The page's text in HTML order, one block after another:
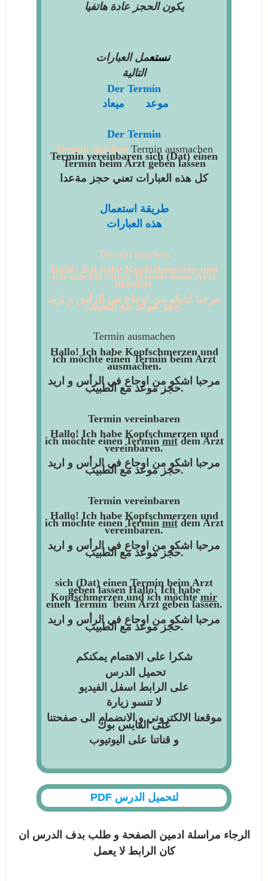
يكون الحجز عادة هاتفيا
نستعمل العبارات
التالية
Der Termin
موعد
ميعاد
Der Termin
Termin machen Termin ausmachen
Termin vereinbarensich (Dat) einen
Termin beim Arzt geben lassen
كل هذه العبارات تعني حجز مةعدا
طريقة استعمال
هذه العبارات
Termin machen
Hallo! Ich habe Kopfschmerzen und
ich möchte einen Termin beim Arzt
machen.
مرحبا اشكو من اوجاع في الرأس و اريد
حجز موعد مع الطبيب.
Termin ausmachen
Hallo! Ich habe Kopfschmerzen und
ich möchte einen Termin beim Arzt
ausmachen.
مرحبا اشكو من اوجاع في الرأس و اريد
حجز موعد مع الطبيب.
Termin vereinbaren
Hallo! Ich habe Kopfschmerzen und
ich möchte einen Terminmitdem Arzt
vereinbaren.
مرحبا اشكو من اوجاع في الرأس و اريد
حجز موعد مع الطبيب.
Termin vereinbaren
Hallo! Ich habe Kopfschmerzen und
ich möchte einen Terminmitdem Arzt
vereinbaren.
مرحبا اشكو من اوجاع في الرأس و اريد
حجز موعد مع الطبيب.
sich (Dat) einen Termin beim Arzt
geben lassenHallo! Ich habe
Kopfschmerzen und ich möchtemir
einen Termin beim Arzt geben lassen.
مرحبا اشكو من اوجاع في الرأس و اريد
حجز موعد مع الطبيب.
شكرا على الاهتمام يمكنكم
تحميل الدرس
على الرابط اسفل الفيديو
لاتنسو زيارة
موقعنا الالكتروني و الانضمام الى صفحتنا
علىالفايس بوك
و قناتنا على اليوتيوب
لتحميل الدرس PDF
الرجاء مراسلة ادمين الصفحة و طلب بدف الدرس ان
كان الرابط لا يعمل